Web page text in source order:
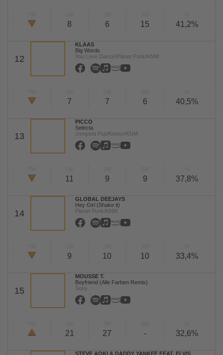
8 6 15 41,2%
12
KLAAS
Big Words
You Love Dance/Planet Punk/KNM
7 7 6 40,5%
13
PICCO
Selecta
Jompsta Pop/Kontor/KNM
11 9 9 37,8%
14
GLOBAL DEEJAYS
Hey Girl (Shake it)
Planet Punk/KNM
9 10 10 33,4%
15
MOUSSE T.
Boyfriend (Alle Farben Remix)
Sony
21 27 - 32,6%
STEVE AOKI & DADDY YANKEE FEAT. ELVIS